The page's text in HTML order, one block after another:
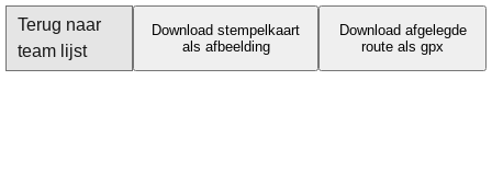
Terug naar
team lijst
Download stempelkaart
als afbeelding
Download afgelegde
route als gpx